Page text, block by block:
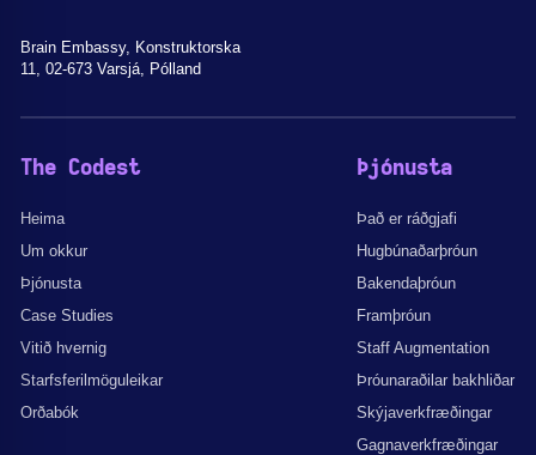
Brain Embassy, Konstruktorska
11, 02-673 Varsjá, Pólland
The Codest
Heima
Um okkur
Þjónusta
Case Studies
Vitið hvernig
Starfsferilmöguleikar
Orðabók
Þjónusta
Það er ráðgjafi
Hugbúnaðarþróun
Bakendaþróun
Framþróun
Staff Augmentation
Þróunaraðilar bakhliðar
Skýjaverkfræðingar
Gagnaverkfræðingar